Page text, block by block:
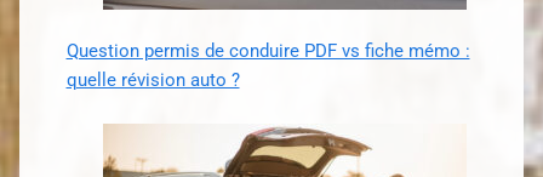
Question permis de conduire PDF vs fiche mémo :
quelle révision auto ?